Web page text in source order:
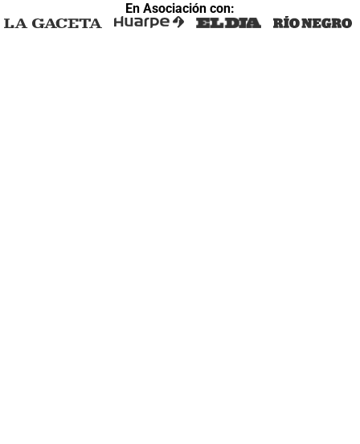
En Asociación con: